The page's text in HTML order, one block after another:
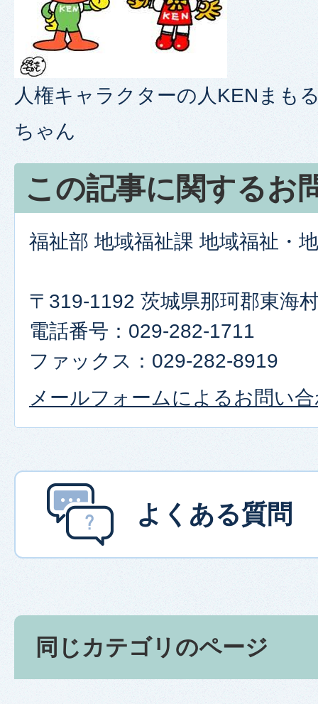
人権キャラクターの人KENまも
ちゃん
この記事に関するお
福祉部 地域福祉課 地域福祉・
〒319-1192 茨城県那珂郡東海
電話番号：029-282-1711
ファックス：029-282-8919
メールフォームによるお問い
よくある質問
同じカテゴリのページ